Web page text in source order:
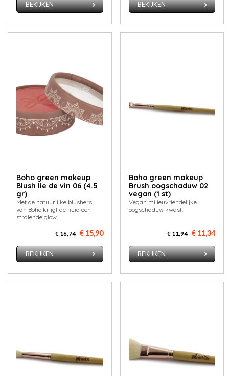
BEKIJKEN BEKIJKEN
Boho green makeup
Blush lie de vin 06 (4.5
gr)
Met de natuurlijke blushers
van Boho krijgt de huid een
stralende glow.
€ 16,74 € 15,90
BEKIJKEN
Boho green makeup
Brush oogschaduw 02
vegan (1 st)
Vegan milieuvriendelijke
oogschaduw kwast.
€ 11,94 € 11,34
BEKIJKEN